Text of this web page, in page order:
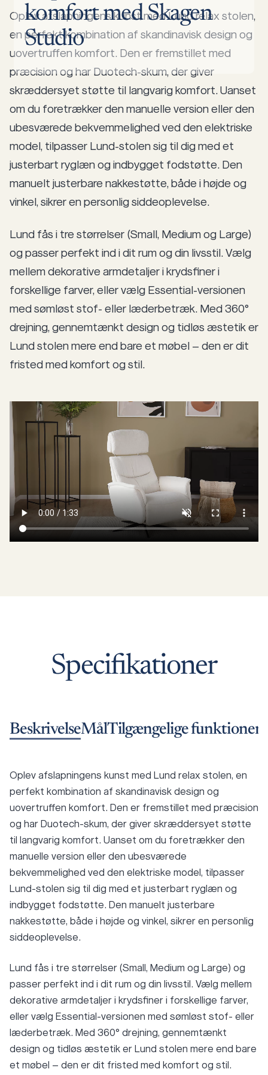
komfortmedSkagen
Studio
Oplev afslapningens kunst med Lund relax stolen,
en perfekt kombination af skandinavisk design og
uovertruffen komfort. Den er fremstillet med
præcision og har Duotech-skum, der giver
skræddersyet støtte til langvarig komfort. Uanset
om du foretrækker den manuelle version eller den
ubesværede bekvemmelighed ved den elektriske
model, tilpasser Lund-stolen sig til dig med et
justerbart ryglæn og indbygget fodstøtte. Den
manuelt justerbare nakkestøtte, både i højde og
vinkel, sikrer en personlig siddeoplevelse.
Lund fås i tre størrelser (Small, Medium og Large)
og passer perfekt ind i dit rum og din livsstil. Vælg
mellem dekorative armdetaljer i krydsfiner i
forskellige farver, eller vælg Essential-versionen
med sømløst stof- eller læderbetræk. Med 360°
drejning, gennemtænkt design og tidløs æstetik er
Lund stolen mere end bare et møbel – den er dit
fristed med komfort og stil.
Specifikationer
BeskrivelseMålTilgængelige funktioner
Oplev afslapningens kunst med Lund relax stolen, en
perfekt kombination af skandinavisk design og
uovertruffen komfort. Den er fremstillet med præcision
og har Duotech-skum, der giver skræddersyet støtte
til langvarig komfort. Uanset om du foretrækker den
manuelle version eller den ubesværede
bekvemmelighed ved den elektriske model, tilpasser
Lund-stolen sig til dig med et justerbart ryglæn og
indbygget fodstøtte. Den manuelt justerbare
nakkestøtte, både i højde og vinkel, sikrer en personlig
siddeoplevelse.
Lund fås i tre størrelser (Small, Medium og Large) og
passer perfekt ind i dit rum og din livsstil. Vælg mellem
dekorative armdetaljer i krydsfiner i forskellige farver,
eller vælg Essential-versionen med sømløst stof- eller
læderbetræk. Med 360° drejning, gennemtænkt
design og tidløs æstetik er Lund stolen mere end bare
et møbel – den er dit fristed med komfort og stil.